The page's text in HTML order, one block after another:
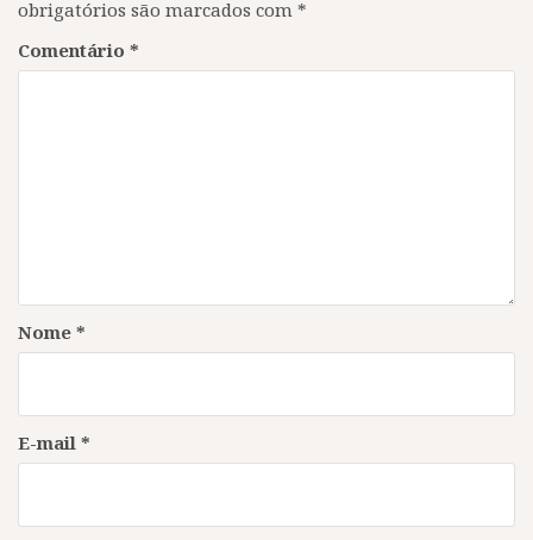
obrigatórios são marcados com *
Comentário *
Nome *
E-mail *